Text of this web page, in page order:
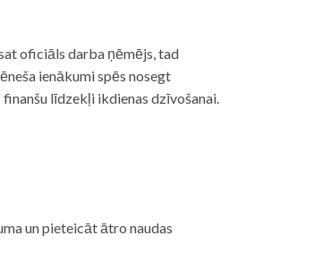
oficiāls darba ņēmējs, tad
ienākumi spēs nosegt
līdzekļi ikdienas dzīvošanai.
un pieteicāt ātro naudas